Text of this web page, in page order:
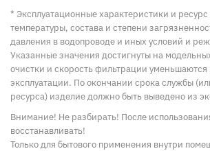
* Эксплуатационные характеристики и ресурс
температуры, состава и степени
давления в водопроводе и иных условий и
Указанные значения достигнуты на
очистки и скорость фильтрации уменьшаются
эксплуатации. По окончании срока службы
ресурса) изделие должно быть выведено из
Внимание! Не разбирать! После
восстанавливать!
Только для бытового применения внутри